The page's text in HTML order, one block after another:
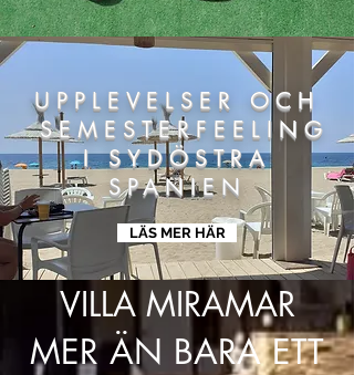
UPPLEVELSER OCH
SEMESTERFEELING
I SYDÖSTRA
SPANIEN
LÄS MER HÄR
VILLA MIRAMAR
MER ÄN BARA ETT